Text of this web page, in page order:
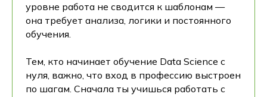
уровне работа не сводится к шаблонам —
она требует анализа, логики и постоянного
обучения.
Тем, кто начинает обучение Data Science с
нуля, важно, что вход в профессию выстроен
по шагам. Сначала ты учишься работать с